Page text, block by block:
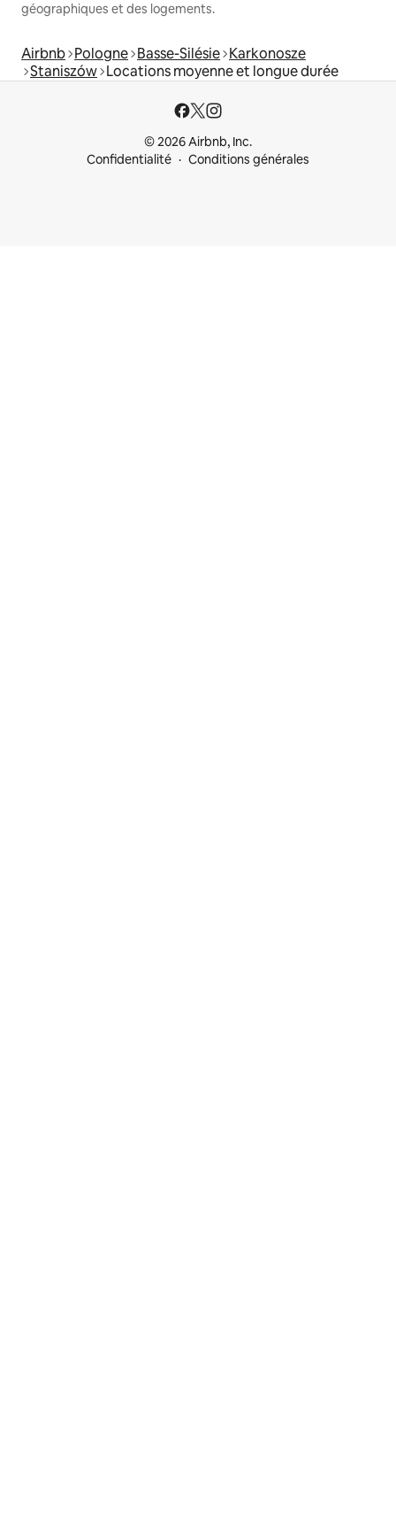
géographiques et des logements.
Airbnb Pologne Basse-Silésie Karkonosze
Staniszów Locations moyenne et longue durée
© 2026 Airbnb, Inc.
Confidentialité
Conditions générales